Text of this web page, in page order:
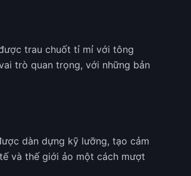
trau chuốt tỉ mỉ với tông
trò quan trọng, với những bản
dàn dựng kỹ lưỡng, tạo cảm
và thế giới ảo một cách mượt